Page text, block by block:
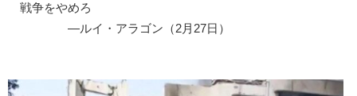
戦争をやめろ
―ルイ・アラゴン（2月27日）